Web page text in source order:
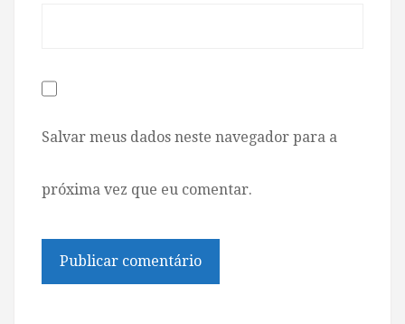
Salvar meus dados neste navegador para a
próxima vez que eu comentar.